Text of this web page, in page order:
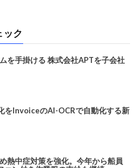
ック
を手掛ける 株式会社APTを子会社
をInvoiceのAI-OCRで自動化する新
熱中症対策を強化。今年から船員